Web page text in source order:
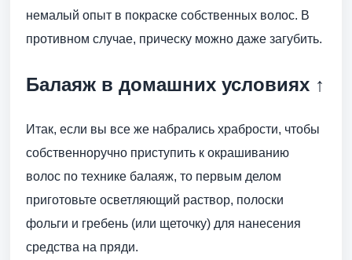
немалый опыт в покраске собственных волос. В
противном случае, прическу можно даже загубить.
Балаяж в домашних условиях ↑
Итак, если вы все же набрались храбрости, чтобы
собственноручно приступить к окрашиванию
волос по технике балаяж, то первым делом
приготовьте осветляющий раствор, полоски
фольги и гребень (или щеточку) для нанесения
средства на пряди.